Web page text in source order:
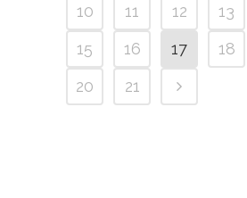
10
11 12 13
15
16 17 18
20
21